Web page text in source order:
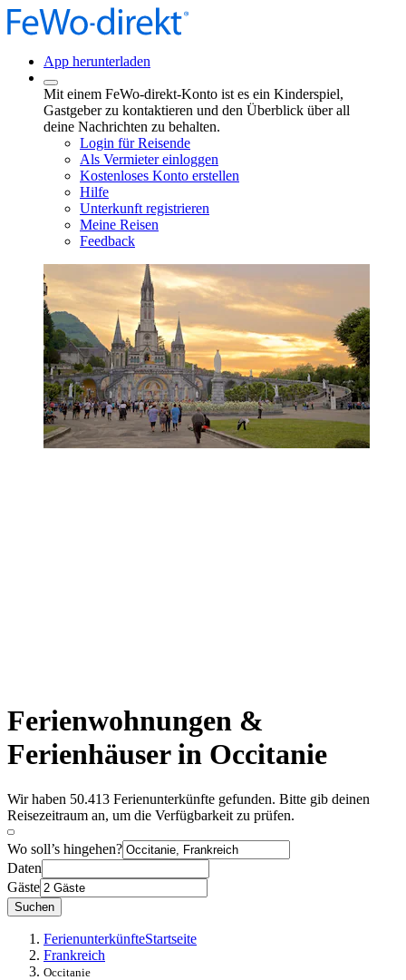
App herunterladen
Mit einem FeWo-direkt-Konto ist es ein Kinderspiel,
Gastgeber zu kontaktieren und den Überblick über all
deine Nachrichten zu behalten.
Login für Reisende
Als Vermieter einloggen
Kostenloses Konto erstellen
Hilfe
Unterkunft registrieren
Meine Reisen
Feedback
Ferienwohnungen &
Ferienhäuser in Occitanie
Wir haben 50.413 Ferienunterkünfte gefunden. Bitte gib deinen
Reisezeitraum an, um die Verfügbarkeit zu prüfen.
Wo soll’s hingehen?
Daten
Gäste
Suchen
FerienunterkünfteStartseite
Frankreich
Occitanie